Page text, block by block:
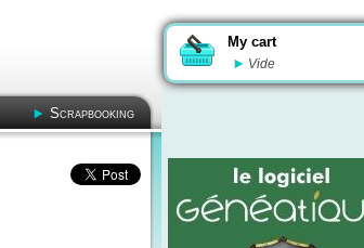
My cart
Vide
Scrapbooking